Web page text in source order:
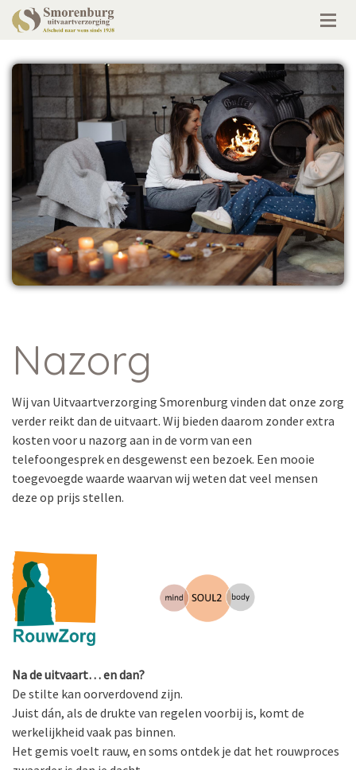
Nazorg
Wij van Uitvaartverzorging Smorenburg vinden dat onze zorg
verder reikt dan de uitvaart. Wij bieden daarom zonder extra
kosten voor u nazorg aan in de vorm van een
telefoongesprek en desgewenst een bezoek. Een mooie
toegevoegde waarde waarvan wij weten dat veel mensen
deze op prijs stellen.
Na de uitvaart… en dan?
De stilte kan oorverdovend zijn.
Juist dán, als de drukte van regelen voorbij is, komt de
werkelijkheid vaak pas binnen.
Het gemis voelt rauw, en soms ontdek je dat het rouwproces